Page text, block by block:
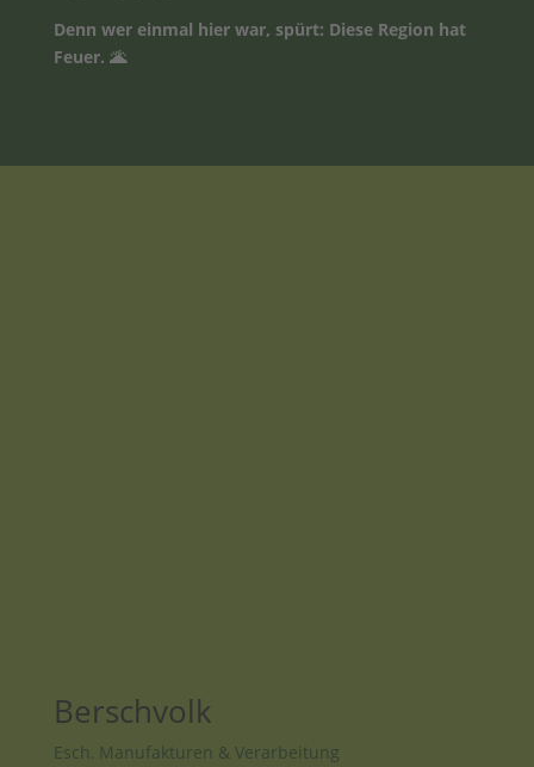
Denn wer einmal hier war, spürt: Diese Region hat
Feuer. 🌋
Berschvolk
Esch Manufakturen & Verarbeitung